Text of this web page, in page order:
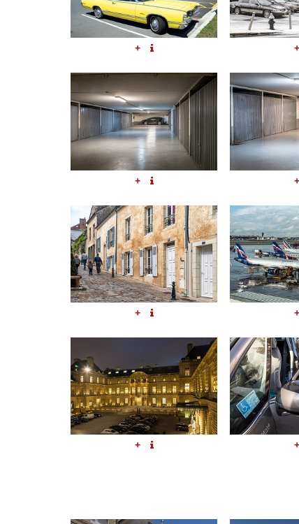
+ +
+ +
+ +
+ +